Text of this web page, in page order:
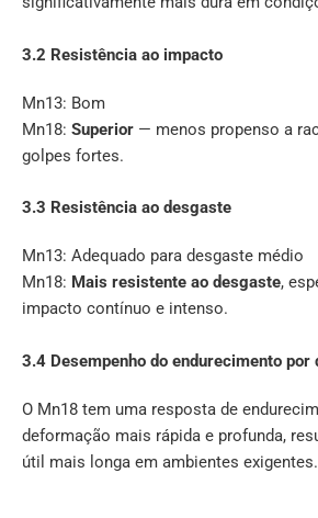
3.2 Resistência ao impacto
Mn13: Bom
Mn18: Superior — menos propenso a
golpes fortes.
3.3 Resistência ao desgaste
Mn13: Adequado para desgaste médio
Mn18: Mais resistente ao desgaste,
impacto contínuo e intenso.
3.4 Desempenho do endurecimento por
O Mn18 tem uma resposta de
deformação mais rápida e profunda,
útil mais longa em ambientes exigentes.